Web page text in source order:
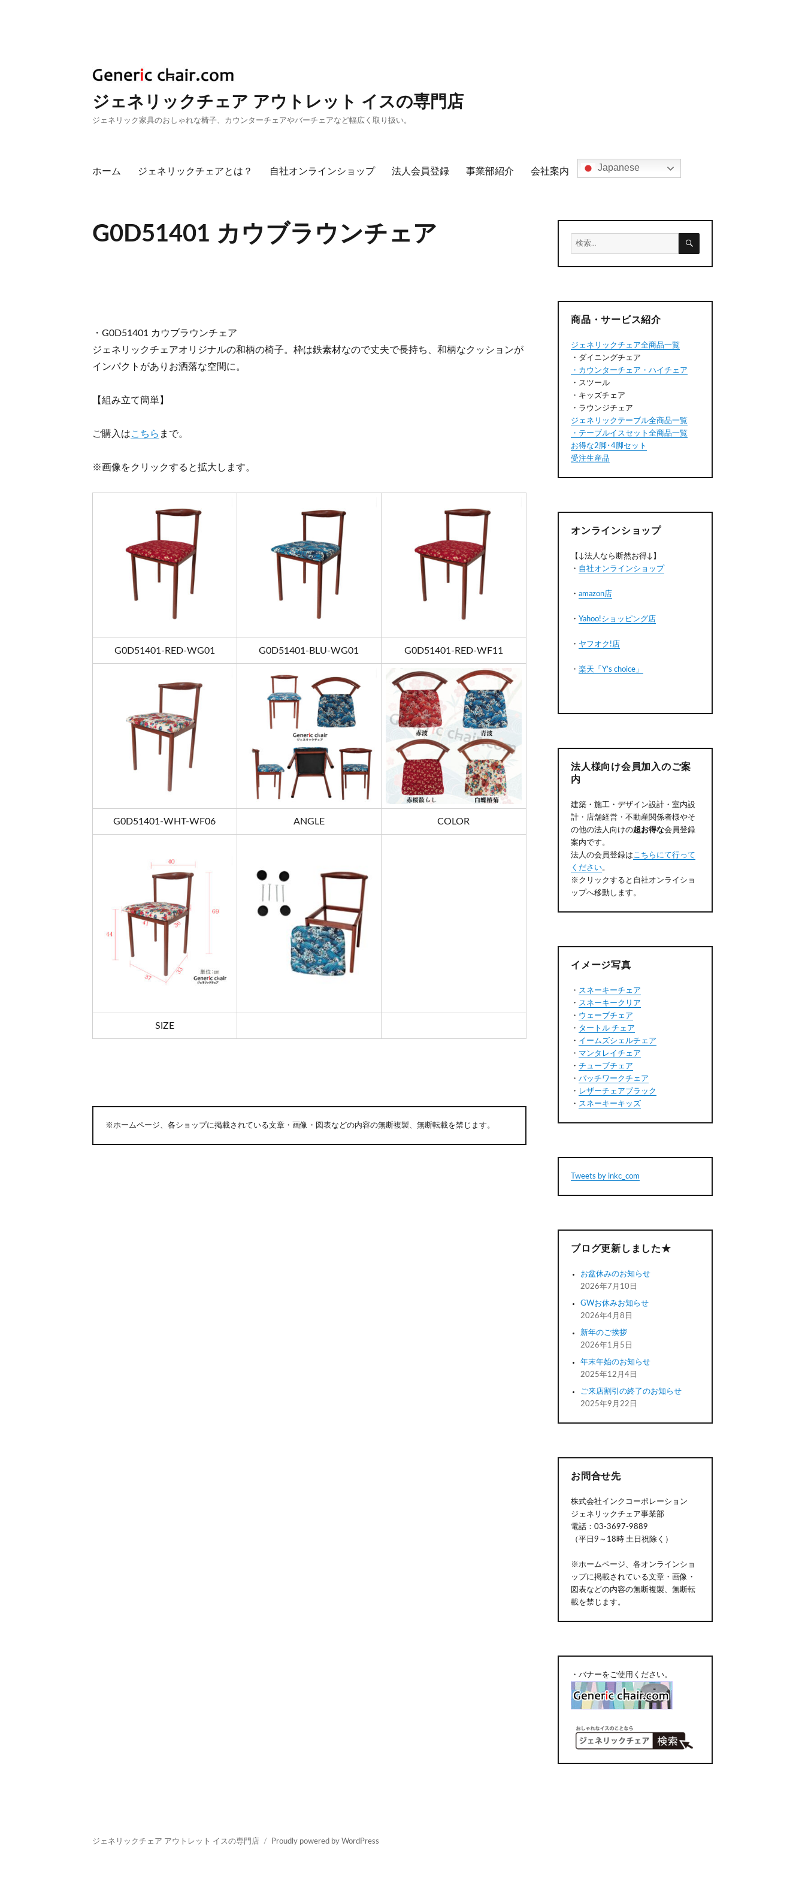
ジェネリックチェア アウトレット イスの専門店
ジェネリック家具のおしゃれな椅子、カウンターチェアやバーチェアなど幅広く取り扱い。
ホーム ジェネリックチェアとは？ 自社オンラインショップ 法人会員登録 事業部紹介 会社案内 Japanese
G0D51401 カウブラウンチェア
・G0D51401 カウブラウンチェア
ジェネリックチェアオリジナルの和柄の椅子。枠は鉄素材なので丈夫で長持ち、和柄なクッションが
インパクトがありお洒落な空間に。
【組み立て簡単】
ご購入はこちら まで。
※画像をクリックすると拡大します。
G0D51401-RED-WG01 G0D51401-BLU-WG01 G0D51401-RED-WF11
G0D51401-WHT-WF06 ANGLE COLOR
SIZE
※ホームページ、各ショップに掲載されている文章・画像・図表などの内容の無断複製、無断転載を禁じます。
検
検
商品・サービス紹介
ジェネリックチェア全商品一覧
・ダイニングチェア
・カウンターチェア・ハイチェア
・スツール
・キッズチェア
・ラウンジチェア
ジェネリックテーブル全商品一覧
・テーブルイスセット全商品一覧
お得な2脚･4脚セット
受注生産品
オンラインショップ
【↓法人なら断然お得↓】
・ 自社オンラインショップ
・amazon店
・ Yahoo!ショッピング店
・ ヤフオク!店
・楽天「Y’s choice」
法人様向け会員加入のご案
内
建築・施工・デザイン設計・室内設
計・店舗経営・不動産関係者様やそ
の他の法人向けの超お得な会員登録
案内です。
法人の会員登録はこちらにて行って
ください。
※クリックすると自社オンライショ
ップへ移動します。
イメージ写真
・ スネーキーチェア
・ スネーキークリア
・ ウェーブチェア
・ タートル チェア
・ イームズシェルチェア
・ マンタレイチェア
・チューブチェア
・パッチワークチェア
・
レザーチェアブラック
・ スネーキーキッズ
Tweets by inkc_com
ブログ更新しました★
お盆休みのお知らせ
2026年7月10日
GWお休みお知らせ
2026年4月8日
新年のご挨拶
2026年1月5日
年末年始のお知らせ
2025年12月4日
ご来店割引の終了のお知らせ
2025年9月22日
お問合せ先
株式会社インクコーポレーション
ジェネリックチェア事業部
電話：03-3697-9889
（平日9～18時 土日祝除く）
※ホームページ、各オンラインショ
ップに掲載されている文章・画像・
図表などの内容の無断複製、無断転
載を禁じます。
・バナーをご使用ください。
ジェネリックチェア アウトレット イスの専門店 Proudly powered by WordPress